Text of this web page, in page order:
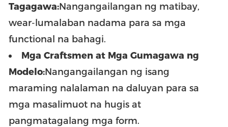
Tagagawa:Nangangailangan ng matibay,
wear-lumalaban nadama para sa mga
functional na bahagi.
Mga Craftsmen at Mga Gumagawa ng
Modelo:Nangangailangan ng isang
maraming nalalaman na daluyan para sa
mga masalimuot na hugis at
pangmatagalang mga form.